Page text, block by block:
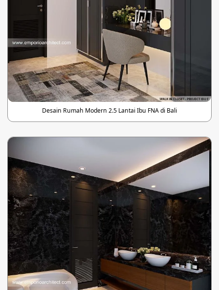
Desain Rumah Modern 2.5 Lantai Ibu FNA di Bali